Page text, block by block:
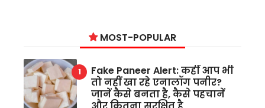
MOST-POPULAR
Fake Paneer Alert: कहीं आप भी
तो नहीं खा रहे एनालॉग पनीर?
जानें कैसे बनता है, कैसे पहचानें